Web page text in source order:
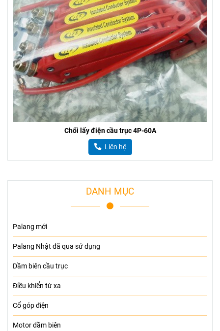
Chổi lấy điện cầu trục 4P-60A
Liên hệ
DANH MỤC
Palang mới
Palang Nhật đã qua sử dụng
Dầm biên cầu trục
Điều khiển từ xa
Cổ góp điện
Motor dầm biên